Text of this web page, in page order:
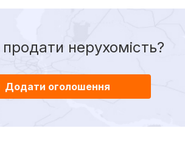
нерухомість?
Додати оголошення